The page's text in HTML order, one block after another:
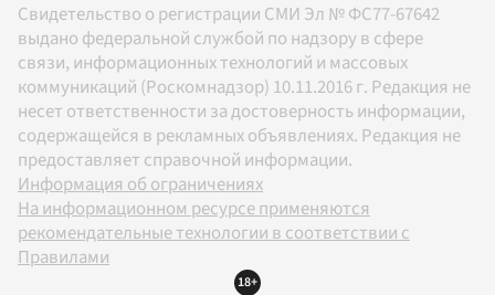
Свидетельство о регистрации СМИ Эл № ФС77-67642
выдано федеральной службой по надзору в сфере
связи, информационных технологий и массовых
коммуникаций (Роскомнадзор) 10.11.2016 г. Редакция не
несет ответственности за достоверность информации,
содержащейся в рекламных объявлениях. Редакция не
предоставляет справочной информации.
Информация об ограничениях
На информационном ресурсе применяются
рекомендательные технологии в соответствии с
Правилами
18+